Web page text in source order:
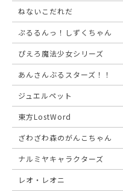
ねないこだれだ
ぷるるんっ！しずくちゃん
ぴえろ魔法少女シリーズ
あんさんぶるスターズ！！
ジュエルペット
東方LostWord
ざわざわ森のがんこちゃん
ナルミヤキャラクターズ
レオ・レオニ